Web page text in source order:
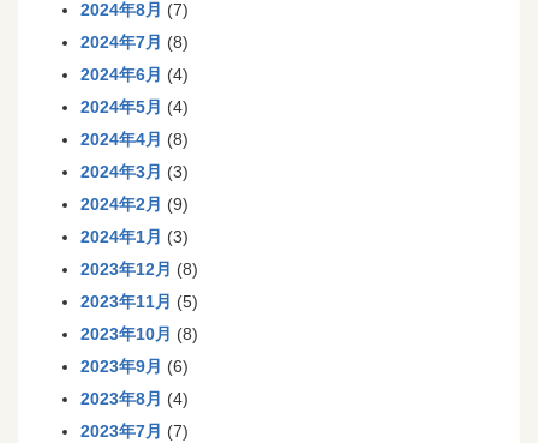
2024年8月 (7)
2024年7月 (8)
2024年6月 (4)
2024年5月 (4)
2024年4月 (8)
2024年3月 (3)
2024年2月 (9)
2024年1月 (3)
2023年12月 (8)
2023年11月 (5)
2023年10月 (8)
2023年9月 (6)
2023年8月 (4)
2023年7月 (7)